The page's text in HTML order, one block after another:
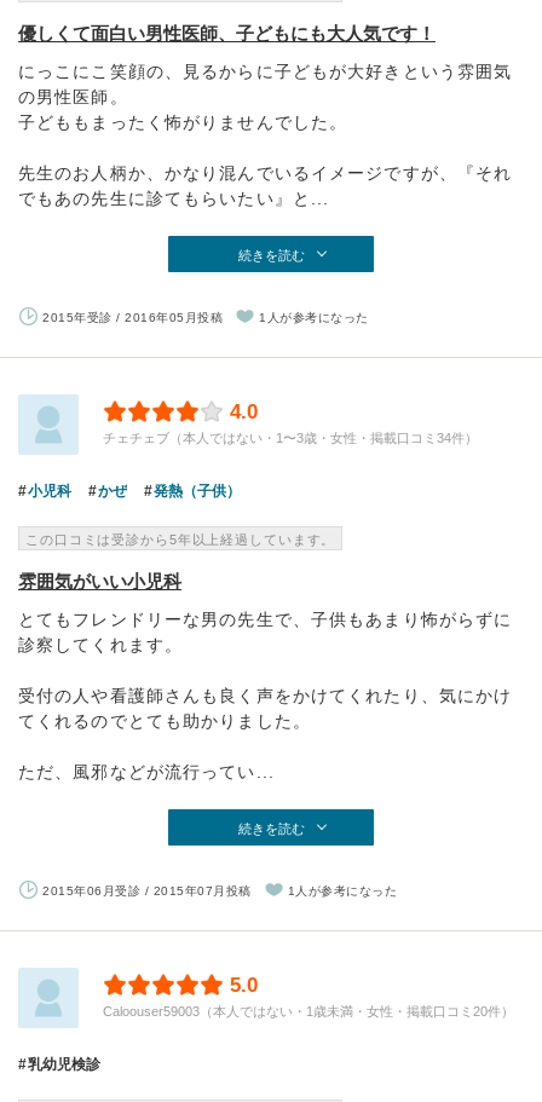
優しくて面白い男性医師、子どもにも大人気です！
にっこにこ笑顔の、見るからに子どもが大好きという雰囲気
の男性医師。
子どももまったく怖がりませんでした。
先生のお人柄か、かなり混んでいるイメージですが、『それ
でもあの先生に診てもらいたい』と...
続きを読む
2015年受診 / 2016年05月投稿 1人が参考になった
4.0
チェチェブ（本人ではない・1〜3歳・女性・掲載口コミ34件）
小児科 かぜ 発熱（子供）
この口コミは受診から5年以上経過しています。
雰囲気がいい小児科
とてもフレンドリーな男の先生で、子供もあまり怖がらずに
診察してくれます。
受付の人や看護師さんも良く声をかけてくれたり、気にかけ
てくれるのでとても助かりました。
ただ、風邪などが流行ってい...
続きを読む
2015年06月受診 / 2015年07月投稿 1人が参考になった
5.0
Caloouser59003（本人ではない・1歳未満・女性・掲載口コミ20件）
乳幼児検診